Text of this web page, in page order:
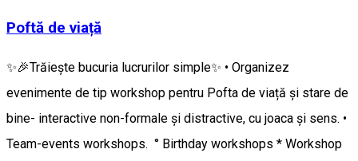
Poftă de viață
✨🎉Trăiește bucuria lucrurilor simple✨ • Organizez
evenimente de tip workshop pentru Pofta de viață și stare de
bine- interactive non-formale și distractive, cu joaca și sens. •
Team-events workshops. ° Birthday workshops * Workshop